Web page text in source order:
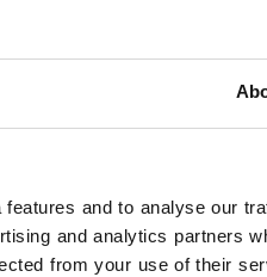
and to analyse our
and analytics partners
from your use of their
över 399 kr
direkt eller inom 30 dagar